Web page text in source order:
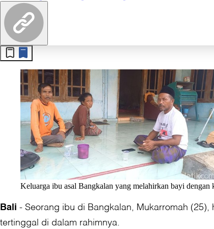
Keluarga ibu asal Bangkalan yang melahirkan bayi
Bali -Seorang ibu di Bangkalan, Mukarromah
tertinggal di dalam rahimnya.